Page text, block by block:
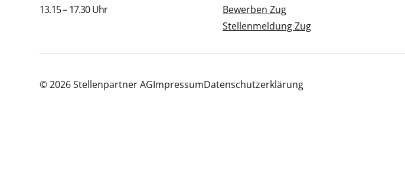
13.15 – 17.30 Uhr
Bewerben Zug
Stellenmeldung Zug
© 2026 Stellenpartner AGImpressumDatenschutzerklärung